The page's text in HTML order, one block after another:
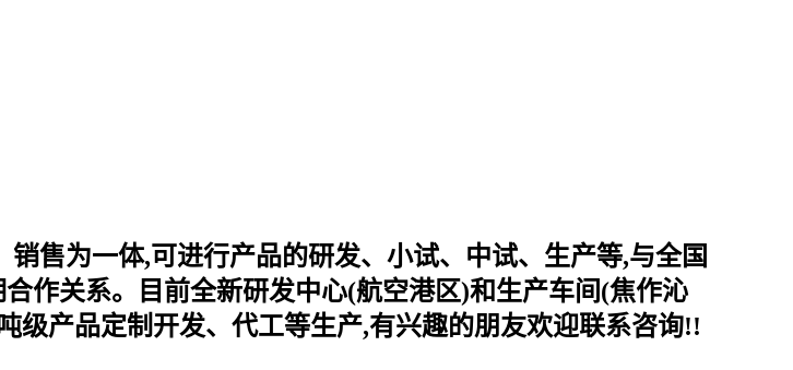
售为一体,可进行产品的研发、小试、中试、生产等,与全国
作关系。目前全新研发中心(航空港区)和生产车间(焦作沁
级产品定制开发、代工等生产,有兴趣的朋友欢迎联系咨询!!